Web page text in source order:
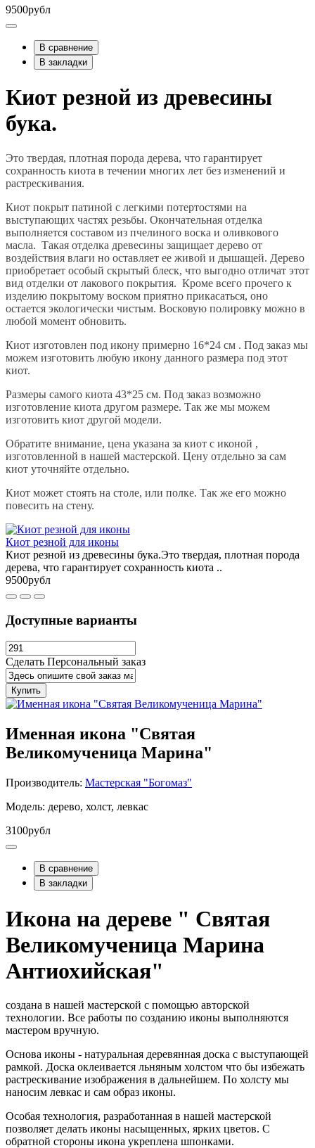
9500рубл
В сравнение
В закладки
Киот резной из древесины
бука.
Это твердая, плотная порода дерева, что гарантирует
сохранность киота в течении многих лет без изменений и
растрескивания.
Киот покрыт патиной с легкими потертостями на
выступающих частях резьбы. Окончательная отделка
выполняется составом из пчелиного воска и оливкового
масла. Такая отделка древесины защищает дерево от
воздействия влаги но оставляет ее живой и дышащей. Дерево
приобретает особый скрытый блеск, что выгодно отличат этот
вид отделки от лакового покрытия. Кроме всего прочего к
изделию покрытому воском приятно прикасаться, оно
остается экологически чистым. Восковую полировку можно в
любой момент обновить.
Киот изготовлен под икону примерно 16*24 см . Под заказ мы
можем изготовить любую икону данного размера под этот
киот.
Размеры самого киота 43*25 см. Под заказ возможно
изготовление киота другом размере. Так же мы можем
изготовить киот другой модели.
Обратите внимание, цена указана за киот с иконой ,
изготовленной в нашей мастерской. Цену отдельно за сам
киот уточняйте отдельно.
Киот может стоять на столе, или полке. Так же его можно
повесить на стену.
Киот резной для иконы
Киот резной из древесины бука.Это твердая, плотная порода
дерева, что гарантирует сохранность киота ..
9500рубл
Доступные варианты
Сделать Персональный заказ
Купить
Именная икона "Святая
Великомученица Марина"
Производитель: Мастерская "Богомаз"
Модель: дерево, холст, левкас
3100рубл
В сравнение
В закладки
Икона на дереве " Святая
Великомученица Марина
Антиохийская"
создана в нашей мастерской с помощью авторской
технологии. Все работы по созданию иконы выполняются
мастером вручную.
Основа иконы - натуральная деревянная доска с выступающей
рамкой. Доска оклеивается льняным холстом что бы избежать
растрескивание изображения в дальнейшем. По холсту мы
наносим левкас и сам образ иконы.
Особая технология, разработанная в нашей мастерской
позволяет делать иконы насыщенных, ярких цветов. С
обратной стороны икона укреплена шпонками.